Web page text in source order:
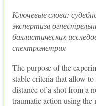
Ключевые слова:
экспертиза
баллистических
спектрометрия
The purpose of the
stable criteria that allow
distance of a shot from a
traumatic action using the